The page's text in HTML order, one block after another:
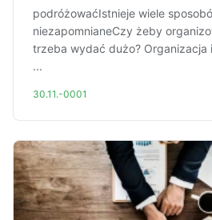
podróżowaćIstnieje wiele
niezapomnianeCzy żeby
trzeba wydać dużo? Organizacja
...
30.11.-0001